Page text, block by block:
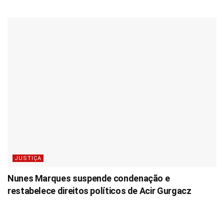
JUSTIÇA
Nunes Marques suspende condenação e
restabelece direitos políticos de Acir Gurgacz